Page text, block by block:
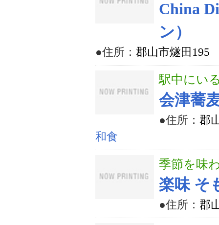
China
ン）
●住所： 郡山市燧田195
駅中にい
会津蕎
●住所： 郡
和食
季節を味
楽味 そ
●住所： 郡